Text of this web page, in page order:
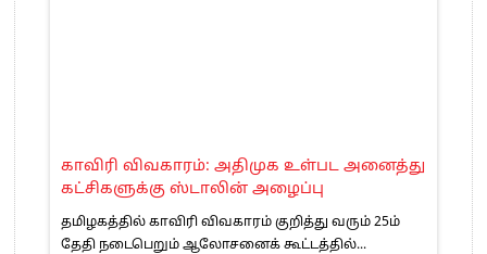
காவிரி விவகாரம்: அதிமுக உள்பட அனைத்து
கட்சிகளுக்கு ஸ்டாலின் அழைப்பு
தமிழகத்தில் காவிரி விவகாரம் குறித்து வரும் 25ம்
தேதி நடைபெறும் ஆலோசனைக் கூட்டத்தில்...